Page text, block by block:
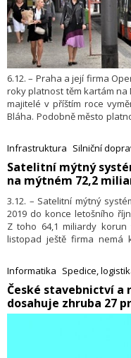
6.12. – Praha a její firma
roky platnost těm kartám na
majitelé v příštím roce
Bláha. Podobně město
mohou časové kupony
mobilní aplikaci.
Infrastruktura Silniční
​Satelitní mýtný
na mýtném 72,2
3.12. – Satelitní mýtný
2019 do konce letošního
Z toho 64,1 miliardy
listopad ještě firma nemá
let zpracoval 5,5 miliardy
společnosti CzechToll Petr
Holding, která zastřešuje
infrastruktuře.
Informatika Spedice,
​České stavebnictví
dosahuje zhruba 27